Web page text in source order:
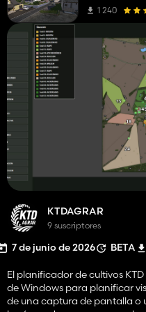
KTDAGRAR
9 suscriptores
7 de junio de 2026 BETA
El planificador de cultivos
de Windows para planificar
de una captura de pantalla o
1 240